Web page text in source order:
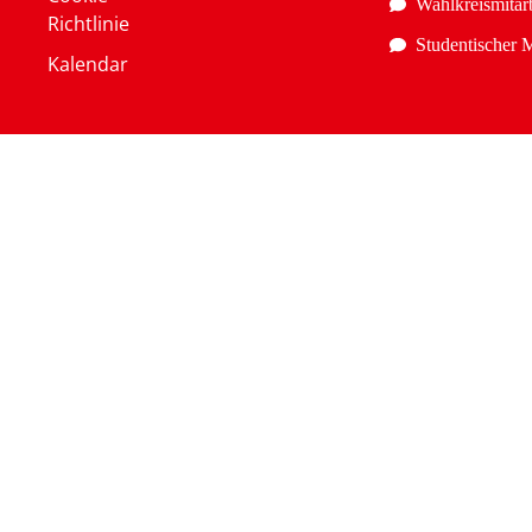
Richtlinie
Kalendar
Studentischer